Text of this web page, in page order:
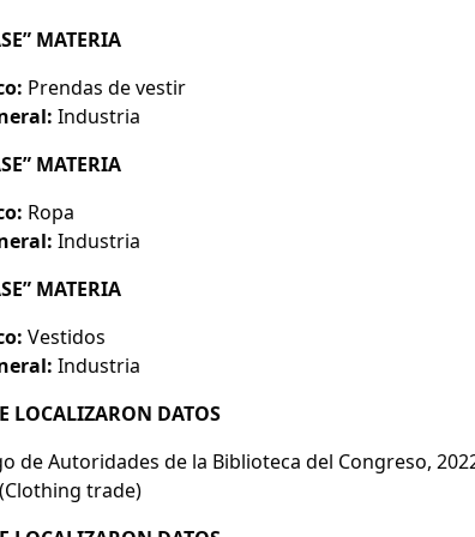
MATERIA
Prendas de vestir
Industria
MATERIA
Ropa
Industria
MATERIA
Vestidos
Industria
LOCALIZARON DATOS
de Autoridades de la Biblioteca del Congreso,
(Clothing trade)